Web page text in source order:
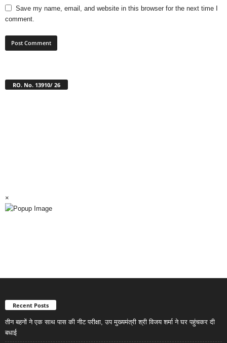
Save my name, email, and website in this browser for the next time I
comment.
RO. No. 13910/ 26
×
Recent Posts
तीन बहनों ने एक साथ पास की नीट परीक्षा, उप मुख्यमंत्री श्री विजय शर्मा ने घर पहुंचकर दी
बधाई